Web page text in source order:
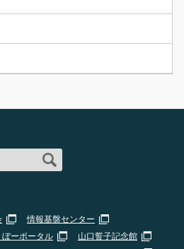
情報基盤センター
ぼーポータル
山口誓子記念館